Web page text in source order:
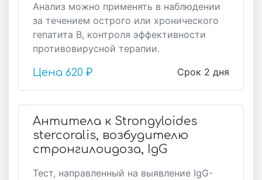
Анализ можно применять в наблюдении
за течением острого или хронического
гепатита В, контроля эффективности
противовирусной терапии.
Срок 2 дня
Цена 620 ₽
Антитела к Strongyloides
stercoralis, возбудителю
стронгилоидоза, IgG
Тест, направленный на выявление IgG-